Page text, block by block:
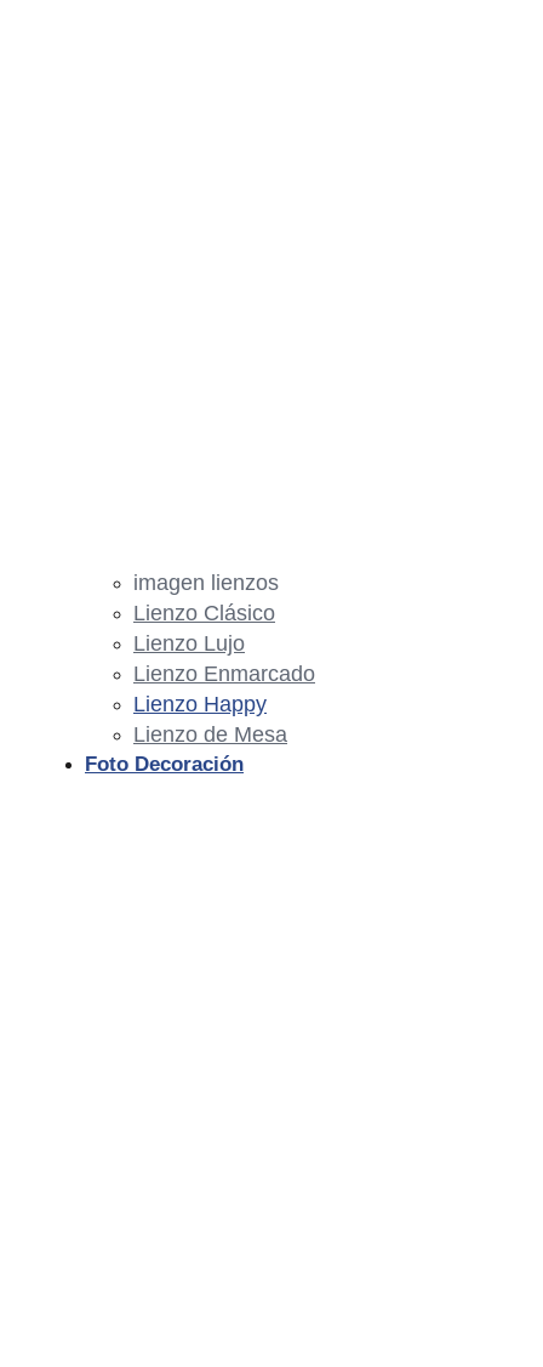
imagen lienzos
Lienzo Clásico
Lienzo Lujo
Lienzo Enmarcado
Lienzo Happy
Lienzo de Mesa
Foto Decoración